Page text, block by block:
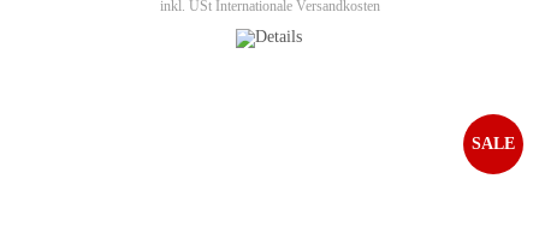
inkl. USt Internationale Versandkosten
SALE